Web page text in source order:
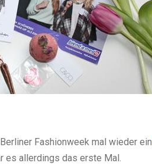
Fashionweek mal wieder ein
es allerdings das erste Mal.